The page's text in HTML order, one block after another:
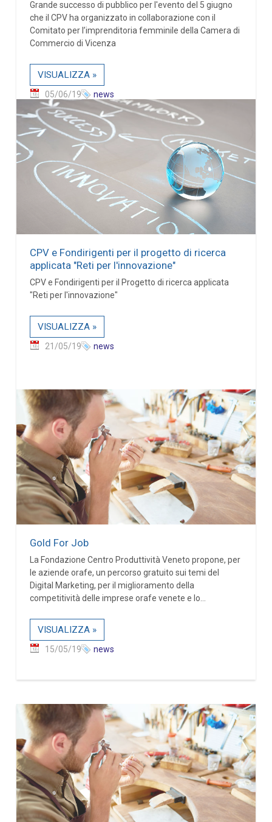
Grande successo di pubblico per l'evento del 5 giugno
che il CPV ha organizzato in collaborazione con il
Comitato per l’imprenditoria femminile della Camera di
Commercio di Vicenza
VISUALIZZA »
05/06/19 news
CPV e Fondirigenti per il progetto di ricerca
applicata "Reti per l'innovazione"
CPV e Fondirigenti per il Progetto di ricerca applicata
"Reti per l'innovazione"
VISUALIZZA »
21/05/19 news
Gold For Job
La Fondazione Centro Produttività Veneto propone, per
le aziende orafe, un percorso gratuito sui temi del
Digital Marketing, per il miglioramento della
competitività delle imprese orafe venete e lo...
VISUALIZZA »
15/05/19 news